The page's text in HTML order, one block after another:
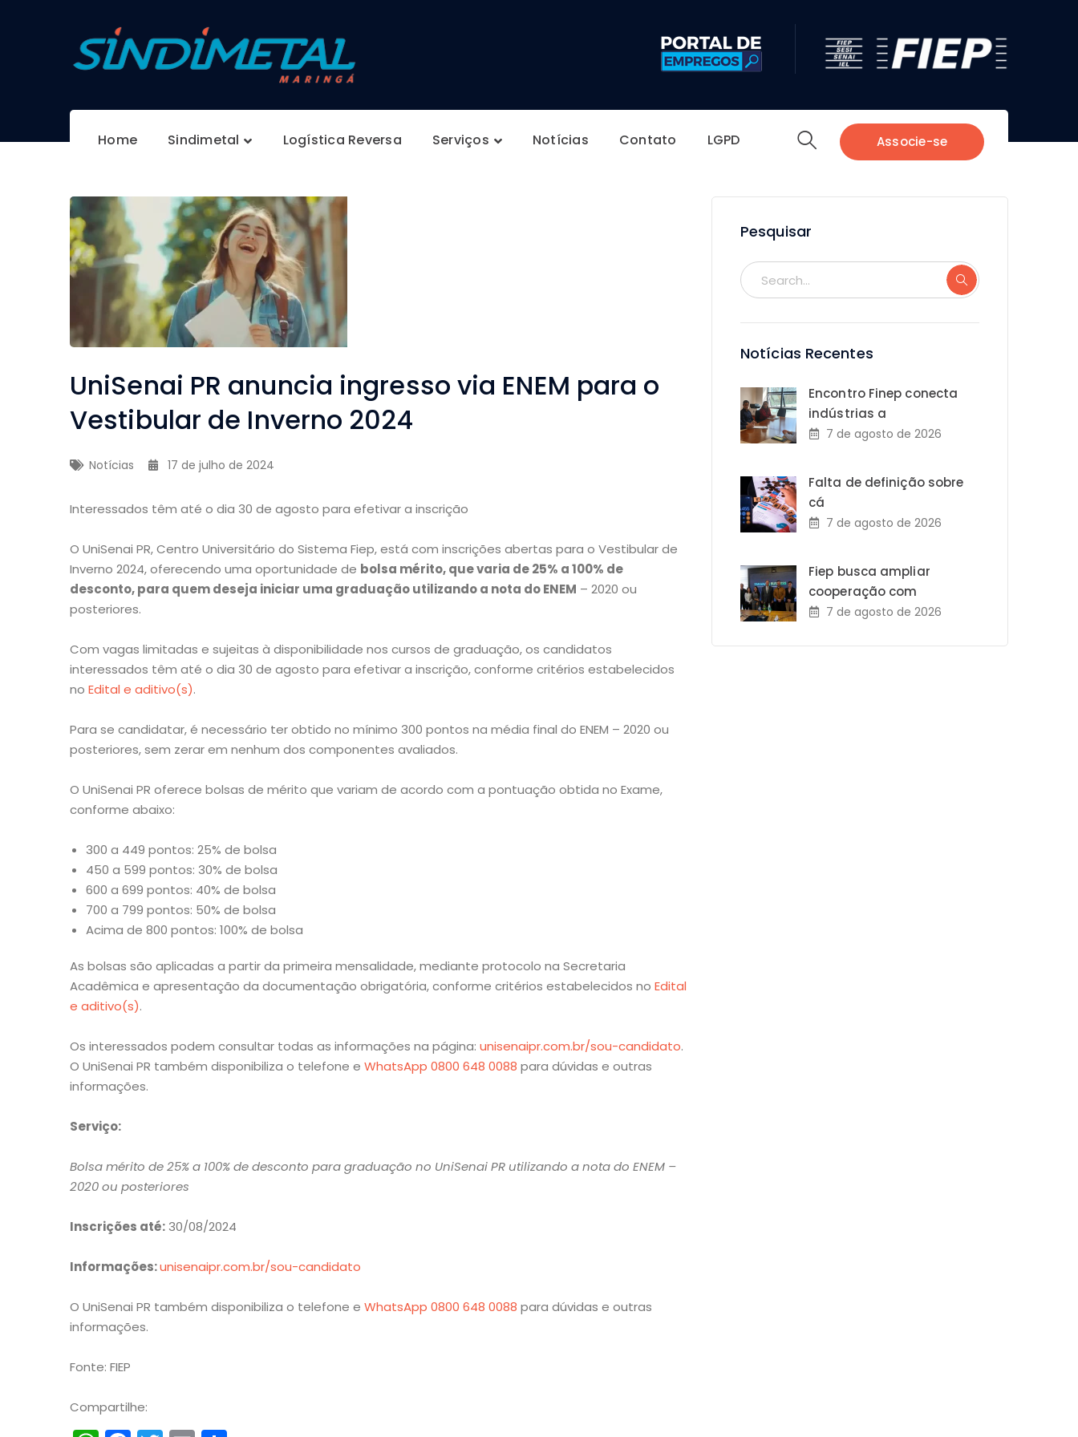
Associe-se
Home Sindimetal Logística Reversa Serviços Notícias Contato LGPD
UniSenai PR anuncia ingresso via ENEM para o
Vestibular de Inverno 2024
Notícias 17 de julho de 2024
Interessados têm até o dia 30 de agosto para efetivar a inscrição
O UniSenai PR, Centro Universitário do Sistema Fiep, está com inscrições abertas para o Vestibular de
Inverno 2024, oferecendo uma oportunidade de bolsa mérito, que varia de 25% a 100% de
desconto, para quem deseja iniciar uma graduação utilizando a nota do ENEM – 2020 ou
posteriores.
Com vagas limitadas e sujeitas à disponibilidade nos cursos de graduação, os candidatos
interessados têm até o dia 30 de agosto para efetivar a inscrição, conforme critérios estabelecidos
no Edital e aditivo(s).
Para se candidatar, é necessário ter obtido no mínimo 300 pontos na média final do ENEM – 2020 ou
posteriores, sem zerar em nenhum dos componentes avaliados.
O UniSenai PR oferece bolsas de mérito que variam de acordo com a pontuação obtida no Exame,
conforme abaixo:
300 a 449 pontos: 25% de bolsa
450 a 599 pontos: 30% de bolsa
600 a 699 pontos: 40% de bolsa
700 a 799 pontos: 50% de bolsa
Acima de 800 pontos: 100% de bolsa
As bolsas são aplicadas a partir da primeira mensalidade, mediante protocolo na Secretaria
Acadêmica e apresentação da documentação obrigatória, conforme critérios estabelecidos no Edital
e aditivo(s).
Os interessados podem consultar todas as informações na página: unisenaipr.com.br/sou-candidato.
O UniSenai PR também disponibiliza o telefone e WhatsApp 0800 648 0088 para dúvidas e outras
informações.
Serviço:
Bolsa mérito de 25% a 100% de desconto para graduação no UniSenai PR utilizando a nota do ENEM –
2020 ou posteriores
Inscrições até: 30/08/2024
Informações:unisenaipr.com.br/sou-candidato
O UniSenai PR também disponibiliza o telefone e WhatsApp 0800 648 0088 para dúvidas e outras
informações.
Fonte: FIEP
Compartilhe:
Pesquisar
Notícias Recentes
Encontro Finep conecta
indústrias a
7 de agosto de 2026
Falta de definição sobre
cá
7 de agosto de 2026
Fiep busca ampliar
cooperação com
7 de agosto de 2026